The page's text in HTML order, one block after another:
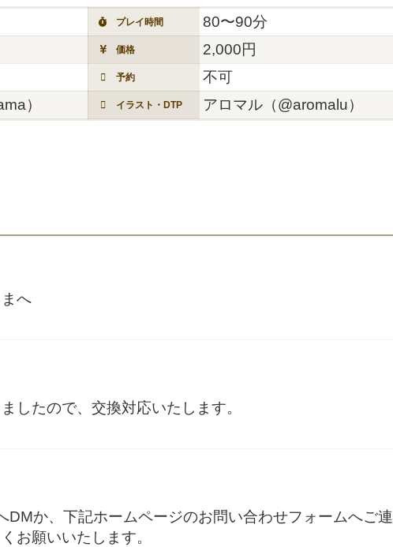
プレイ時間 80〜90分
価格 2,000円
予約 不可
） イラスト・DTP アロマル（@aromalu）
へ
したので、交換対応いたします。
か、下記ホームページのお問い合わせフォームへご
お願いいたします。